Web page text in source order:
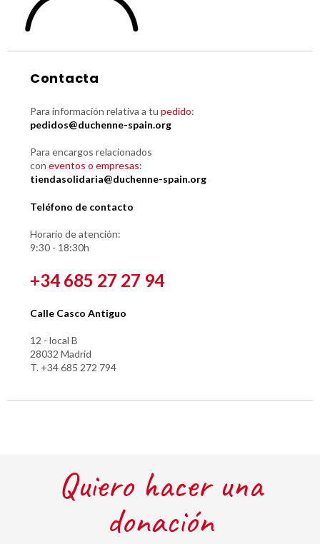
Contacta
Para información relativa a tu pedido:
pedidos@duchenne-spain.org
Para encargos relacionados
con eventos o empresas:
tiendasolidaria@duchenne-spain.org
Teléfono de contacto
Horario de atención:
9:30 - 18:30h
+34 685 27 27 94
Calle Casco Antiguo
12 - local B
28032 Madrid
T. +34 685 272 794
Quiero hacer una
donación